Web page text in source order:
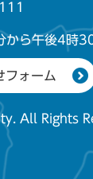
ら午後4時
フォーム
All Rights